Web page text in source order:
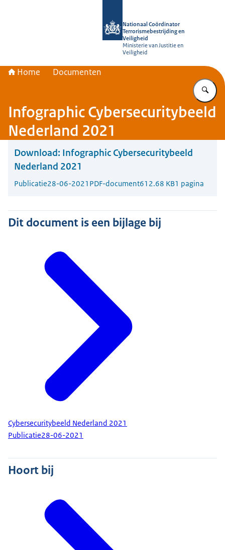
Nationaal Coördinator
Terrorismebestrijding en
Veiligheid
Ministerie van Justitie en
Veiligheid
Home Documenten
Infographic Cybersecuritybeeld
Nederland 2021
Download: Infographic Cybersecuritybeeld
Nederland 2021
Publicatie28-06-2021 PDF-document612.68 KB1 pagina
Dit document is een bijlage bij
Cybersecuritybeeld Nederland 2021
Publicatie28-06-2021
Hoort bij